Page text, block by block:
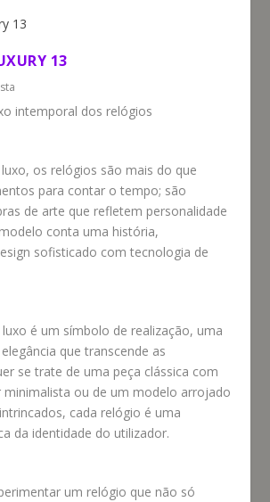
13
intemporal dos relógios
os relógios são mais do que
para contar o tempo; são
de arte que refletem personalidade
conta uma história,
sofisticado com tecnologia de
é um símbolo de realização, uma
que transcende as
se trate de uma peça clássica com
ou de um modelo arrojado
cada relógio é uma
da identidade do utilizador.
um relógio que não só